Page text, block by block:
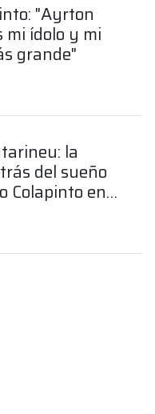
"Ayrton
mi ídolo y mi
grande"
la
del sueño
Colapinto en